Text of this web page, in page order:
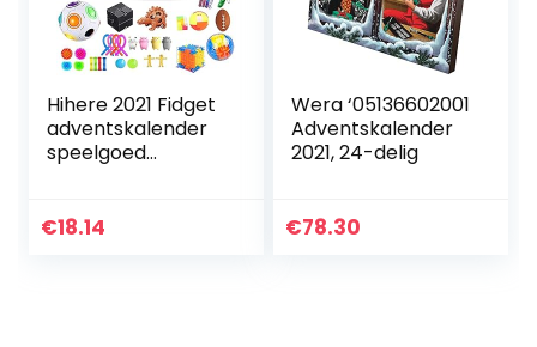
Hihere 2021 Fidget
adventskalender
speelgoed
countdown
€18.14
Wera ‘05136602001
Adventskalender
2021, 24-delig
€78.30